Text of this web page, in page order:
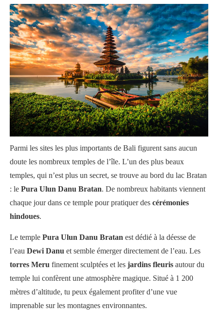
Parmi les sites les plus importants de Bali figurent sans aucun
doute les nombreux temples de l’île. L’un des plus beaux
temples, qui n’est plus un secret, se trouve au bord du lac Bratan
: le Pura Ulun Danu Bratan. De nombreux habitants viennent
chaque jour dans ce temple pour pratiquer des cérémonies
hindoues.
Le temple Pura Ulun Danu Bratan est dédié à la déesse de
l’eau Dewi Danu et semble émerger directement de l’eau. Les
torres Meru finement sculptées et les jardins fleuris autour du
temple lui confèrent une atmosphère magique. Situé à 1 200
mètres d’altitude, tu peux également profiter d’une vue
imprenable sur les montagnes environnantes.